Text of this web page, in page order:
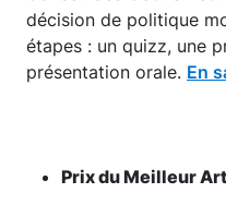
décision de politique
étapes : un quizz, une
présentation orale. En
Prix du Meilleur